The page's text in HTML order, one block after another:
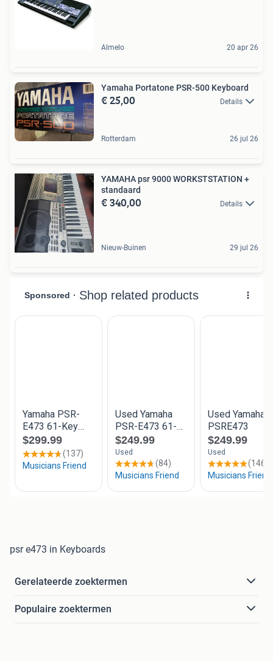
Almelo 20 apr 26
Yamaha Portatone PSR-500 Keyboard
€ 25,00 Details
Rotterdam 26 jul 26
YAMAHA psr 9000 WORKSTSTATION +
standaard
€ 340,00 Details
Nieuw-Buinen 29 jul 26
psr e473 in Keyboards
Gerelateerde zoektermen
Populaire zoektermen